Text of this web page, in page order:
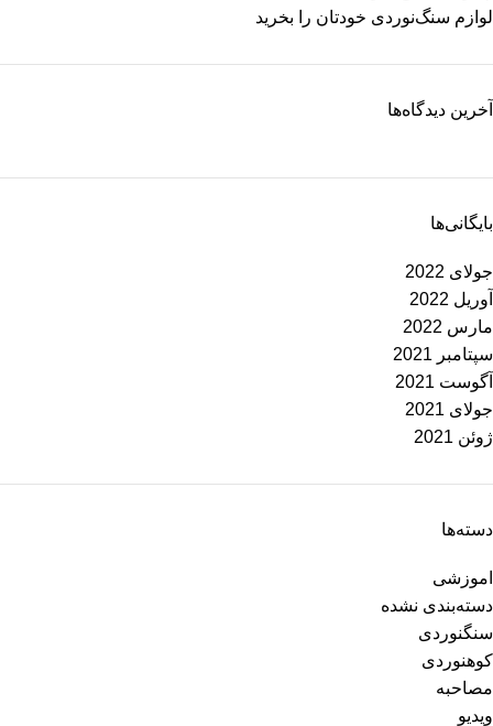
لوازم سنگ‌نوردی خودتان را بخرید
آخرین دیدگاه‌ها
بایگانی‌ها
جولای 2022
آوریل 2022
مارس 2022
سپتامبر 2021
آگوست 2021
جولای 2021
ژوئن 2021
دسته‌ها
اموزشی
دسته‌بندی نشده
سنگنوردی
کوهنوردی
مصاحبه
ویدیو